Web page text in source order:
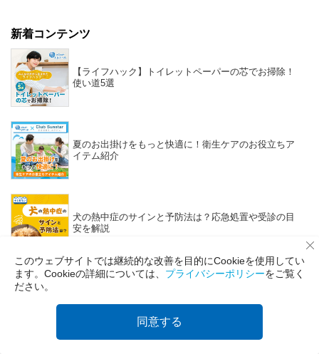
新着コンテンツ
【ライフハック】トイレットペーパーの芯でお掃除！
使い道5選
夏のお出掛けをもっと快適に！衛生ケアのお役立ちア
イテム紹介
犬の熱中症のサインと予防法は？応急処置や受診の目
安を解説
話題のタグ
このウェブサイトでは継続的な改善を目的にCookieを使用してい
ます。Cookieの詳細については、 プライバシーポリシーをご覧く
ださい。
同意する